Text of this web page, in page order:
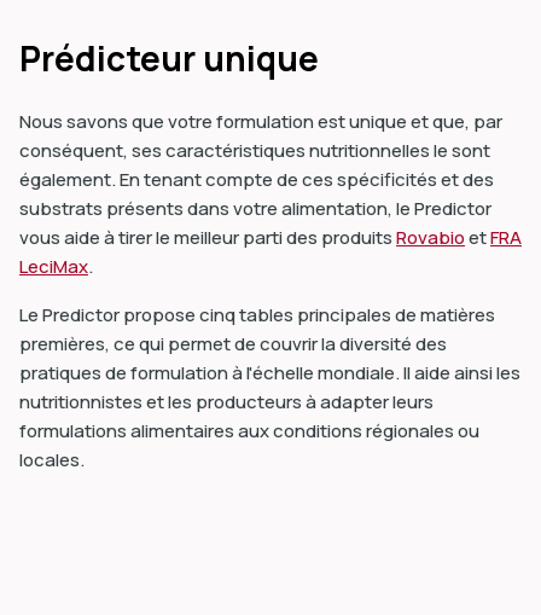
Prédicteur unique
Nous savons que votre formulation est unique et que, par
conséquent, ses caractéristiques nutritionnelles le sont
également. En tenant compte de ces spécificités et des
substrats présents dans votre alimentation, le Predictor
vous aide à tirer le meilleur parti des produitsRovabioetFRA
LeciMax.
Le Predictor propose cinq tables principales de matières
premières, ce qui permet de couvrir la diversité des
pratiques de formulation à l'échelle mondiale. Il aide ainsi les
nutritionnistes et les producteurs à adapter leurs
formulations alimentaires aux conditions régionales ou
locales.